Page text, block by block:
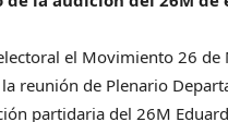
el Movimiento 26
reunión de Plenario
partidaria del 26M